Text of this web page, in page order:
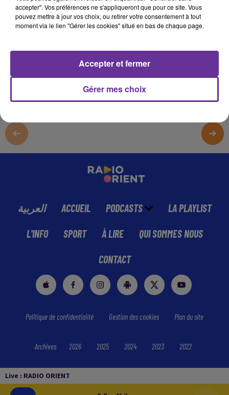
Live : RADIO ORIENT
0:00 35 min 17 sec
Afficher la transcription écrite
العربية ACCUEIL PODCASTS LA PLAYLIST
L'INFO SPORT À LIRE QUI SOMMES NOUS
CONTACT
Politique de confidentialité Gestion des cookies Plan du site
Archives 2026 2025 2024 2023 2022
accepter". Vos préférences ne s'appliqueront que pour ce site. Vous
pouvez mettre à jour vos choix, ou retirer votre consentement à tout
moment via le lien "Gérer les cookies" situé en bas de chaque page.
Gérer mes choix
Accepter et fermer